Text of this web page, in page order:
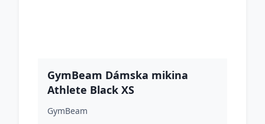
GymBeam Dámska mikina
Athlete Black XS
GymBeam